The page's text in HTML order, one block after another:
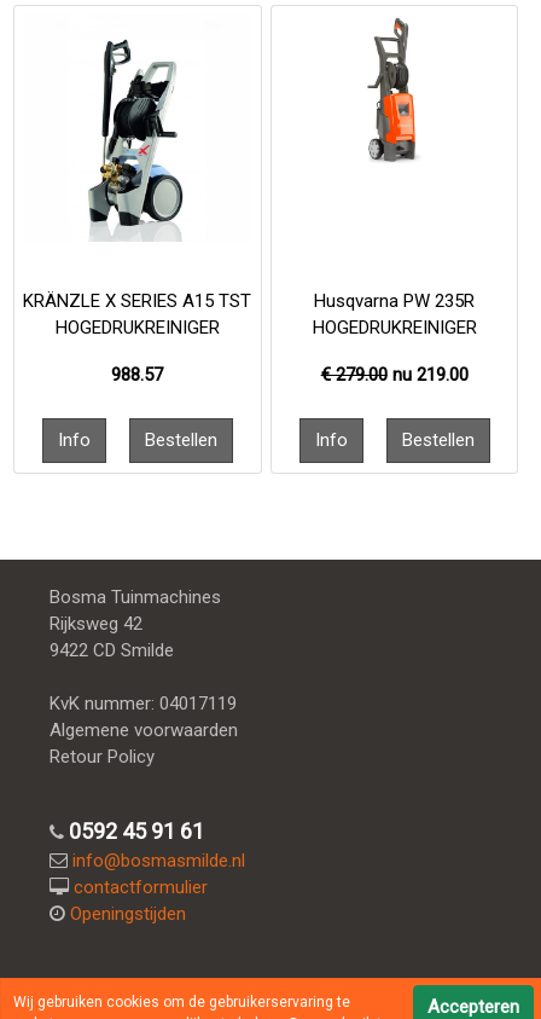
KRÄNZLE X SERIES A15 TST
HOGEDRUKREINIGER
988.57
Husqvarna PW 235R
HOGEDRUKREINIGER
€ 279.00nu 219.00
Bosma Tuinmachines
Rijksweg 42
9422 CD Smilde
KvK nummer: 04017119
Algemene voorwaarden
Retour Policy
0592 45 91 61
info@bosmasmilde.nl
contactformulier
Openingstijden
Socialmedia:
Wij gebruiken cookies om de gebruikerservaring te
Accepteren